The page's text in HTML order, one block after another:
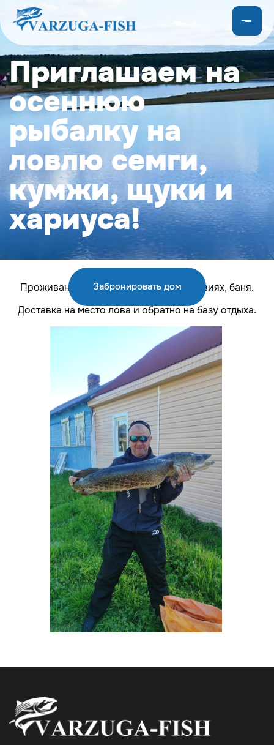
Приглашаем на
осеннюю
рыбалку на
ловлю семги,
кумжи, щуки и
хариуса!
Забронировать дом
Проживание в комфортабельных условиях, баня.
Доставка на место лова и обратно на базу отдыха.